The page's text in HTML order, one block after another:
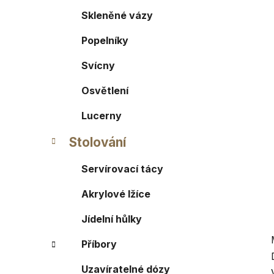
Skleněné vázy
Popelníky
Svícny
Osvětlení
Lucerny
Stolování
Servírovací tácy
Akrylové lžíce
Jídelní hůlky
Příbory
Uzavíratelné dózy